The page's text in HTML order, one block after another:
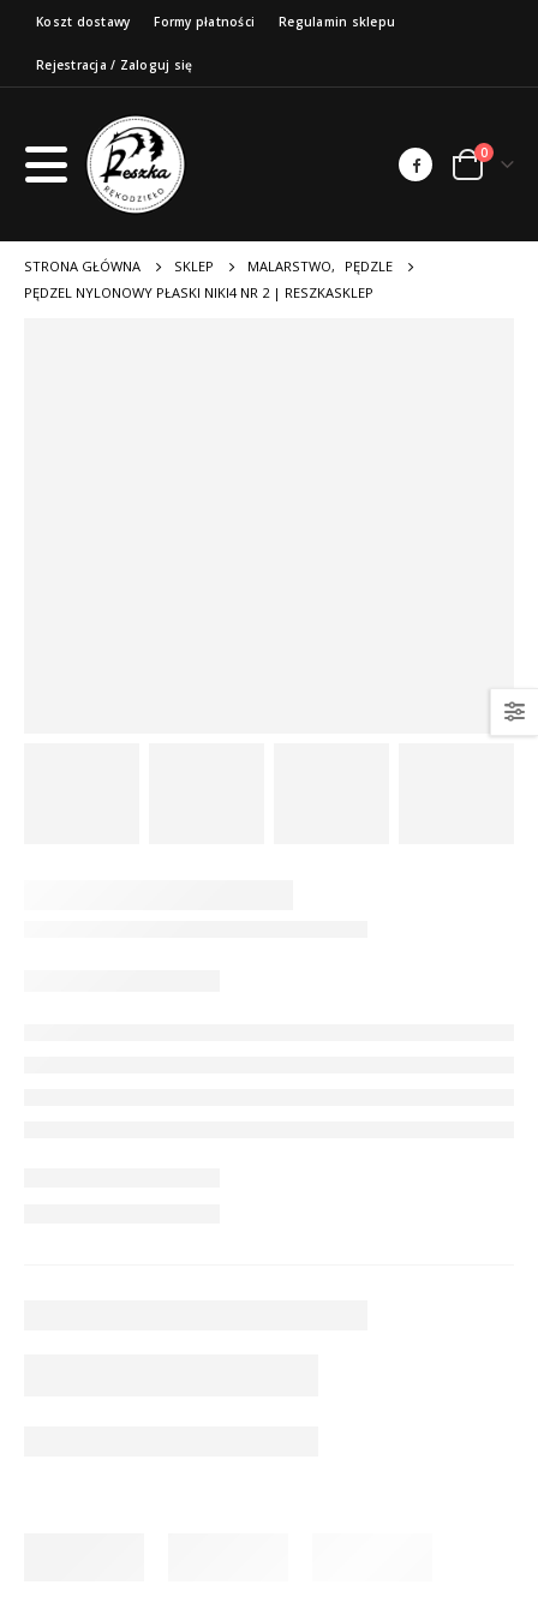
Koszt dostawy Formy płatności Regulamin sklepu
Rejestracja / Zaloguj się
0
STRONA GŁÓWNA SKLEP MALARSTWO,
PĘDZLE
PĘDZEL NYLONOWY PŁASKI NIKI4 NR 2 | RESZKASKLEP